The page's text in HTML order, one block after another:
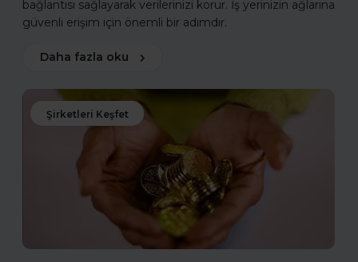
bağlantısı sağlayarak verilerinizi korur. İş yerinizin ağlarına
güvenli erişim için önemli bir adımdır.
Daha fazla oku
Şirketleri Keşfet